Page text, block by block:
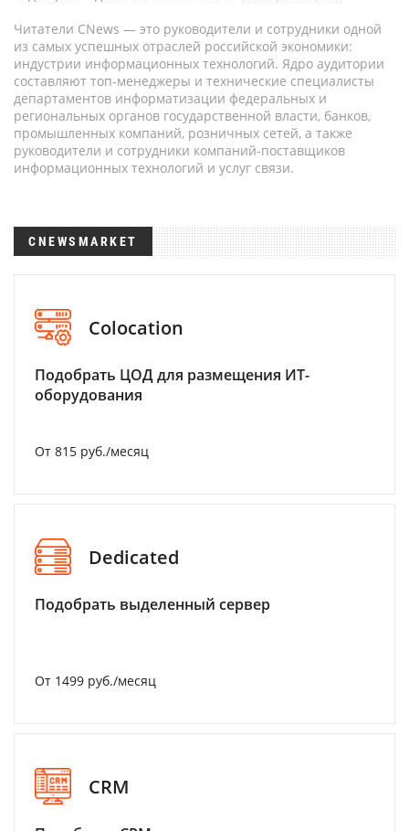
Читатели CNews — это руководители и сотрудники одной
из самых успешных отраслей российской экономики:
индустрии информационных технологий. Ядро аудитории
составляют топ-менеджеры и технические специалисты
департаментов информатизации федеральных и
региональных органов государственной власти, банков,
промышленных компаний, розничных сетей, а также
руководители и сотрудники компаний-поставщиков
информационных технологий и услуг связи.
CNEWSMARKET
Colocation
Подобрать ЦОД для размещения ИТ-
оборудования
От 815 руб./месяц
Dedicated
Подобрать выделенный сервер
От 1499 руб./месяц
CRM